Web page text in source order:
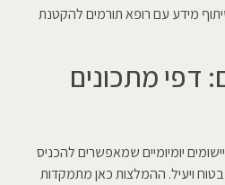
מידע עם רופא תורמים להקטנת
דפי מתכונים
יומיומיים שמאפשרים להכניס
ויעיל. ההמלצות כאן מתמקדות